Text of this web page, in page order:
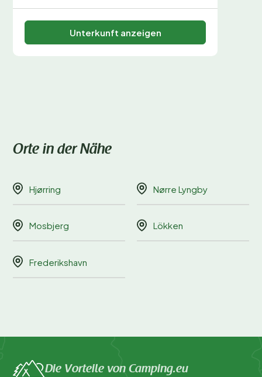
Unterkunft anzeigen
Orte in der Nähe
Hjørring Nørre Lyngby
Mosbjerg Lökken
Frederikshavn
Die Vorteile von Camping.eu